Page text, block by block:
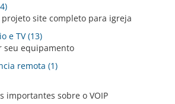
site completo para igreja
e TV (13)
seu equipamento
remota (1)
importantes sobre o VOIP